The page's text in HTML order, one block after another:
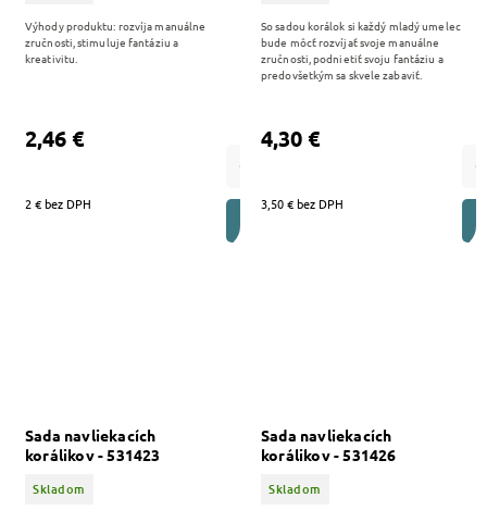
2 € bez DPH
2,46 €
Výhody produktu: rozvíja manuálne
zručnosti, stimuluje fantáziu a
kreativitu.
3,50 € bez DPH
4,30 €
So sadou korálok si každý mladý umelec
bude môcť rozvíjať svoje manuálne
zručnosti, podnietiť svoju fantáziu a
predovšetkým sa skvele zabaviť.
Sada navliekacích
korálikov - 531423
Skladom
Sada navliekacích
korálikov - 531426
Skladom